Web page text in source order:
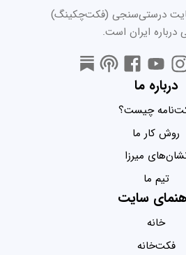
درستی‌سنجی (فکت‌چکینگ)
درباره ایران است.
درباره ما
چیست؟
روش کار ما
میرزا
تیم ما
سایت
خانه
فکت‌خانه